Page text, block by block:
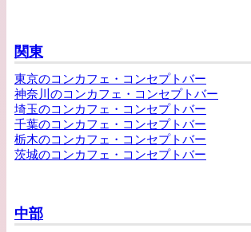
関東
東京のコンカフェ・コンセプトバー
神奈川のコンカフェ・コンセプトバー
埼玉のコンカフェ・コンセプトバー
千葉のコンカフェ・コンセプトバー
栃木のコンカフェ・コンセプトバー
茨城のコンカフェ・コンセプトバー
中部